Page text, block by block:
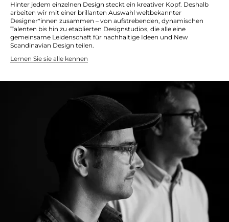
Hinter jedem einzelnen Design steckt ein kreativer Kopf. Deshalb
arbeiten wir mit einer brillanten Auswahl weltbekannter
Designer*innen zusammen – von aufstrebenden, dynamischen
Talenten bis hin zu etablierten Designstudios, die alle eine
gemeinsame Leidenschaft für nachhaltige Ideen und New
Scandinavian Design teilen.
Lernen Sie sie alle kennen